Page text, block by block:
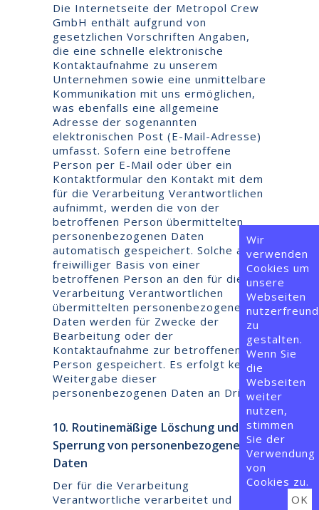
Die Internetseite der Metropol Crew
GmbH enthält aufgrund von
gesetzlichen Vorschriften Angaben,
die eine schnelle elektronische
Kontaktaufnahme zu unserem
Unternehmen sowie eine unmittelbare
Kommunikation mit uns ermöglichen,
was ebenfalls eine allgemeine
Adresse der sogenannten
elektronischen Post (E-Mail-Adresse)
umfasst. Sofern eine betroffene
Person per E-Mail oder über ein
Kontaktformular den Kontakt mit dem
für die Verarbeitung Verantwortlichen
aufnimmt, werden die von der
betroffenen Person übermittelten
personenbezogenen Daten
automatisch gespeichert. Solche auf
freiwilliger Basis von einer
betroffenen Person an den für die
Verarbeitung Verantwortlichen
übermittelten personenbezogenen
Daten werden für Zwecke der
Bearbeitung oder der
Kontaktaufnahme zur betroffenen
Person gespeichert. Es erfolgt keine
Weitergabe dieser
personenbezogenen Daten an Dritte.
10. Routinemäßige Löschung und
Sperrung von personenbezogenen
Daten
Der für die Verarbeitung
Verantwortliche verarbeitet und
Wir
verwenden
Cookies um
unsere
Webseiten
zu
gestalten.
Wenn Sie
die
Webseiten
weiter
nutzen,
stimmen
Sie der
Verwendung
von
Cookies zu.
OK